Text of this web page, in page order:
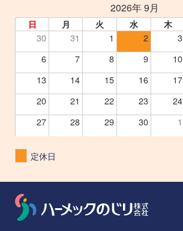
2026年 9月
日 月 火 水 木
30 31 1 2 3
6
7 8 9 10
13
14 15 16 17
20
21 22 23 24
27
28 29 30 1
定休日